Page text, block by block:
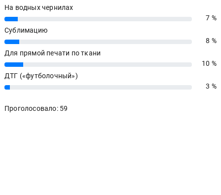
На водных чернилах
7%
7 %
Сублимацию
8%
8 %
Для прямой печати по ткани
10%
10 %
ДТГ («футболочный»)
3% 3 %
Проголосовало: 59